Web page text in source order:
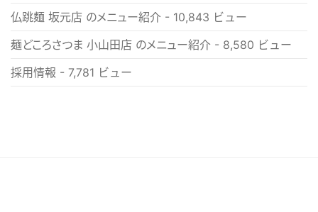
仏跳麺 坂元店 のメニュー紹介 - 10,843 ビュー
麺どころさつま 小山田店 のメニュー紹介 - 8,580 ビュー
採用情報 - 7,781 ビュー